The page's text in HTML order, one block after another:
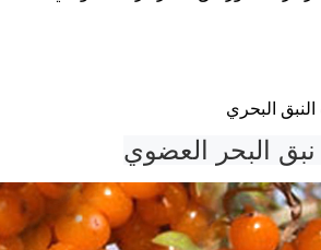
النبق البحري
البحر العضوي